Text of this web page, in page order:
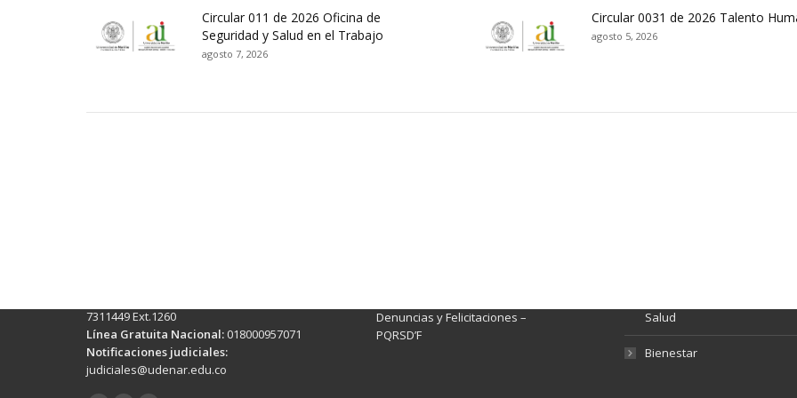
Circular 011 de 2026 Oficina de
Seguridad y Salud en el Trabajo
agosto 7, 2026
Circular 0031 de 2026 Talento
agosto 5, 2026
7311449 Ext.1260
Línea Gratuita Nacional: 018000957071
Notificaciones judiciales:
judiciales@udenar.edu.co
Denuncias y Felicitaciones –
PQRSD’F
Salud
Bienestar